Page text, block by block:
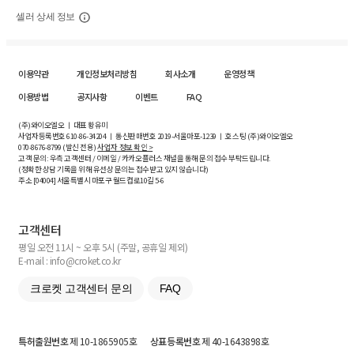
셀러 상세 정보
이용약관 개인정보처리방침 회사소개
운영정책
이용방법
공지사항 이벤트 FAQ
(주)와이오엘오 ㅣ 대표 황유미
사업자등록번호610-86-34204ㅣ 통신판매번호 2019-서울마포-1239 ㅣ 호스팅 (주)와이오엘오
070-8676-8799 (발신 전용)사업자 정보 확인 >
고객 문의: 우측 고객센터 / 이메일 / 카카오플러스 채널을 통해 문의 접수 부탁드립니다.
(정확한 상담 기록을 위해 유선상 문의는 접수받고 있지 않습니다)
주소 [04004] 서울특별시 마포구 월드컵로10길5-6
고객센터
평일 오전 11시 ~ 오후 5시 (주말, 공휴일 제외)
E-mail : info@croket.co.kr
크로켓 고객센터 문의 FAQ
특허출원번호제 10-1865905호 상표등록번호제 40-1643898호